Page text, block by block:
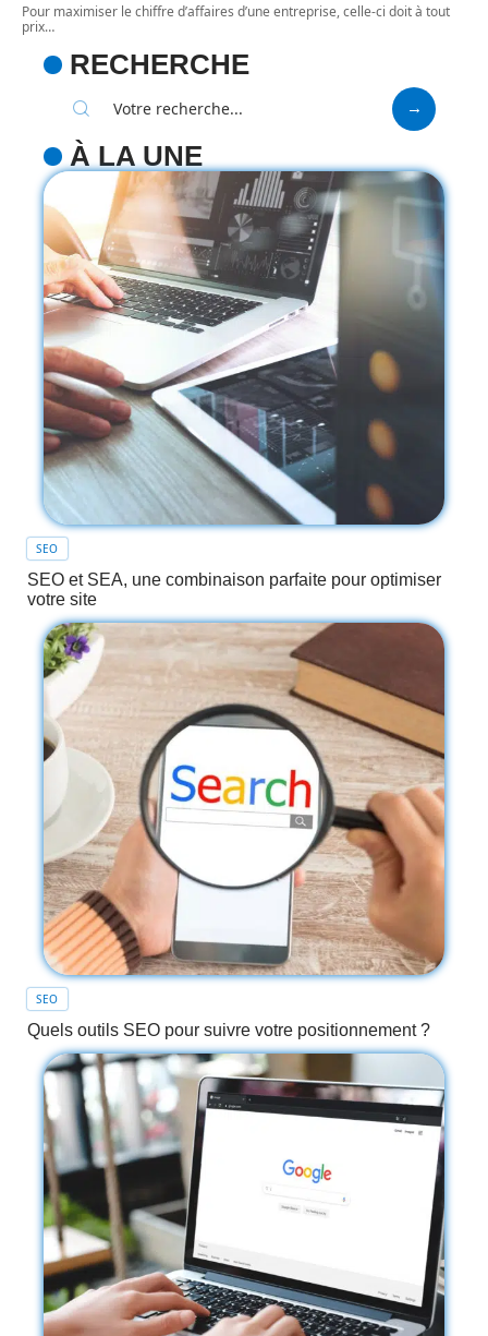
Pour maximiser le chiffre d’affaires d’une entreprise, celle-ci doit à tout
prix…
RECHERCHE
À LA UNE
SEO
SEO et SEA, une combinaison parfaite pour optimiser
votre site
SEO
Quels outils SEO pour suivre votre positionnement ?